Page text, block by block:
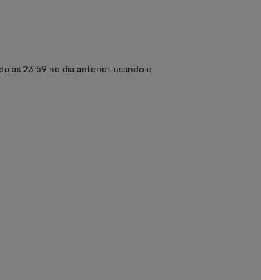
às 23:59 no dia anterior, usando o